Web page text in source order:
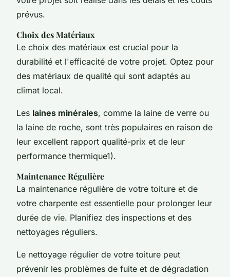
prévus.
Choix des Matériaux
Le choix des matériaux est crucial pour la
durabilité et l'efficacité de votre projet. Optez pour
des matériaux de qualité qui sont adaptés au
climat local.
Les laines minérales, comme la laine de verre ou
la laine de roche, sont très populaires en raison de
leur excellent rapport qualité-prix et de leur
performance thermique1).
Maintenance Régulière
La maintenance régulière de votre toiture et de
votre charpente est essentielle pour prolonger leur
durée de vie. Planifiez des inspections et des
nettoyages réguliers.
Le nettoyage régulier de votre toiture peut
prévenir les problèmes de fuite et de dégradation